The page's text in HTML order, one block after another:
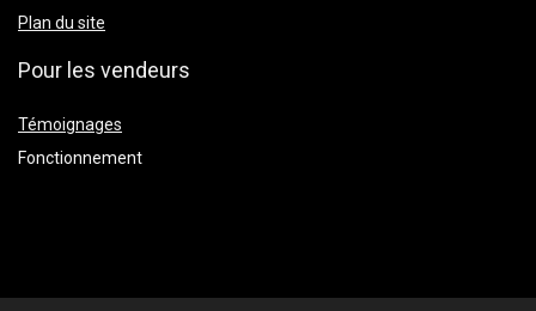
Plan du site
Pour les vendeurs
Témoignages
Fonctionnement